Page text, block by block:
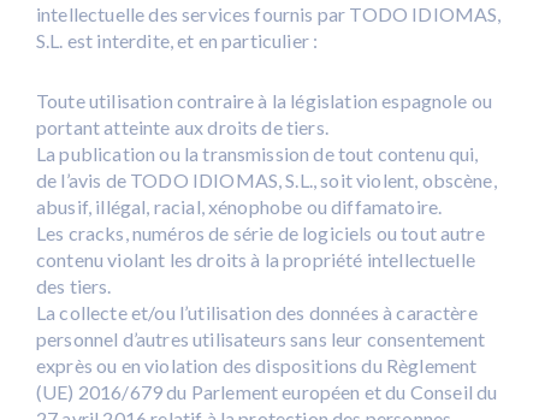
intellectuelle des services fournis par TODO IDIOMAS,
S.L. est interdite, et en particulier :
Toute utilisation contraire à la législation espagnole ou
portant atteinte aux droits de tiers.
La publication ou la transmission de tout contenu qui,
de l’avis de TODO IDIOMAS, S.L., soit violent, obscène,
abusif, illégal, racial, xénophobe ou diffamatoire.
Les cracks, numéros de série de logiciels ou tout autre
contenu violant les droits à la propriété intellectuelle
des tiers.
La collecte et/ou l’utilisation des données à caractère
personnel d’autres utilisateurs sans leur consentement
exprès ou en violation des dispositions du Règlement
(UE) 2016/679 du Parlement européen et du Conseil du